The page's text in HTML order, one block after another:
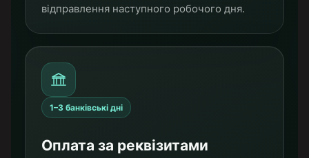
відправлення наступного робочого дня.
1–3 банківські дні
Оплата за реквізитами